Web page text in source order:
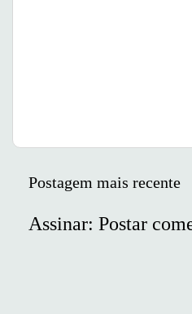
Postagem mais recente
Assinar: Postar